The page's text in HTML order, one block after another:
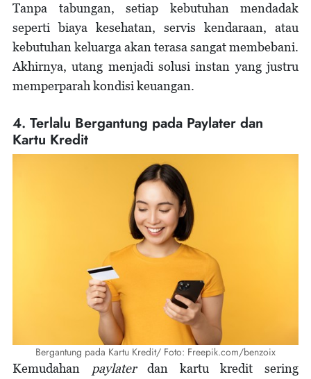
Tanpa tabungan, setiap kebutuhan mendadak
seperti biaya kesehatan, servis kendaraan, atau
kebutuhan keluarga akan terasa sangat membebani.
Akhirnya, utang menjadi solusi instan yang justru
memperparah kondisi keuangan.
4. Terlalu Bergantung pada Paylater dan
Kartu Kredit
Bergantung pada Kartu Kredit/ Foto: Freepik.com/benzoix
Kemudahan paylaterdan kartu kredit sering